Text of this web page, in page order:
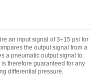
an input signal of 3÷15 psi for
the output signal from a
a pneumatic output signal to
therefore guaranteed for any
differential pressure.